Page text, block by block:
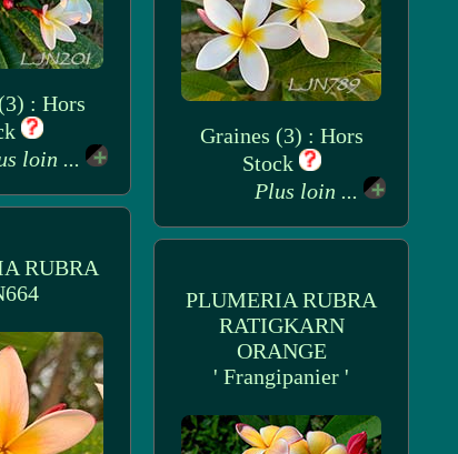
: Hors
loin ...
Graines (3) : Hors
Stock
Plus loin ...
RUBRA
PLUMERIA RUBRA
RATIGKARN
ORANGE
' Frangipanier '